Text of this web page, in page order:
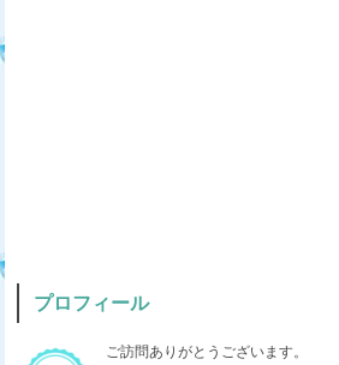
プロフィール
ご訪問ありがとうございます。